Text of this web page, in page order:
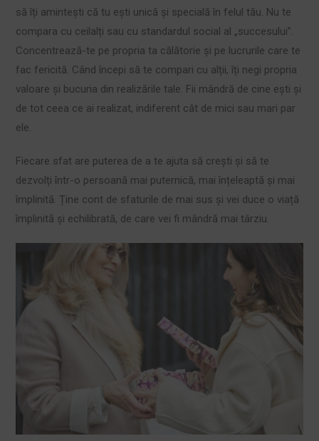
să îți amintești că tu ești unică și specială în felul tău. Nu te
compara cu ceilalți sau cu standardul social al „succesului”.
Concentrează-te pe propria ta călătorie și pe lucrurile care te
fac fericită. Când începi să te compari cu alții, îți negi propria
valoare și bucuria din realizările tale. Fii mândră de cine ești și
de tot ceea ce ai realizat, indiferent cât de mici sau mari par
ele.
Fiecare sfat are puterea de a te ajuta să crești și să te
dezvolți într-o persoană mai puternică, mai înțeleaptă și mai
împlinită. Ține cont de sfaturile de mai sus și vei duce o viață
împlinită și echilibrată, de care vei fi mândră mai târziu.